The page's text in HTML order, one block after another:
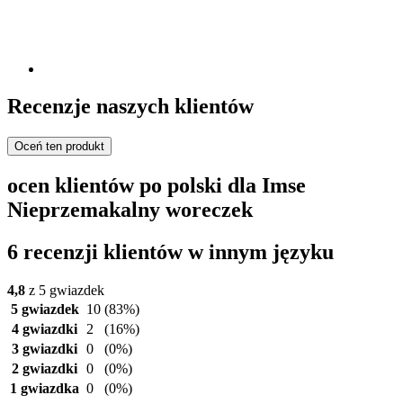
Recenzje naszych klientów
Oceń ten produkt
ocen klientów po polski dla Imse
Nieprzemakalny woreczek
6 recenzji klientów w innym języku
4,8 z 5 gwiazdek
5 gwiazdek 10 (83%)
4 gwiazdki
2
(16%)
3 gwiazdki 0
(0%)
2 gwiazdki 0
(0%)
1 gwiazdka 0 (0%)